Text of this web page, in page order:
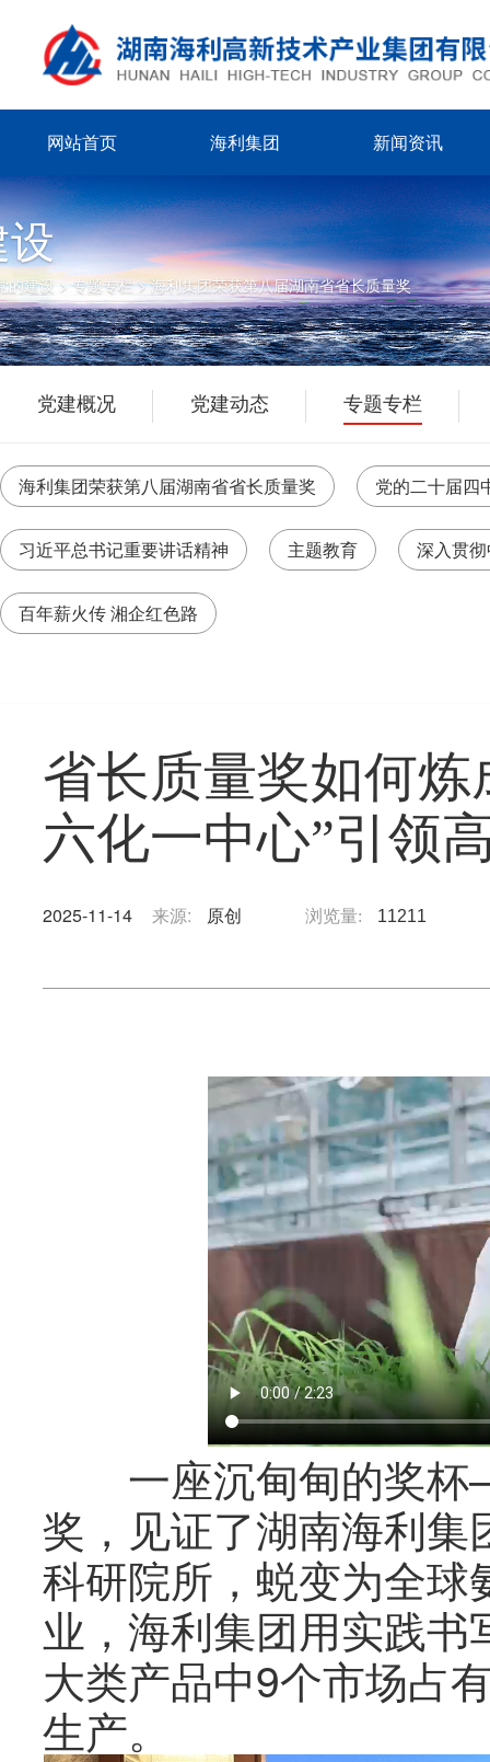
网站首页 海利集团 新闻资讯
的建设>专题专栏>海利集团荣获第八届湖南省省长质量奖
党建概况 党建动态 专题专栏
海利集团荣获第八届湖南省省长质量奖 党的二十届四
习近平总书记重要讲话精神 主题教育 深入贯
百年薪火传 湘企红色路
省长质量奖如何
六化一中心”引领
2025-11-14 来源: 原创 浏览量: 11211
一座沉甸甸的奖杯
奖，见证了湖南海利
科研院所，蜕变为全
业，海利集团用实践
大类产品中9个市场占
生产。